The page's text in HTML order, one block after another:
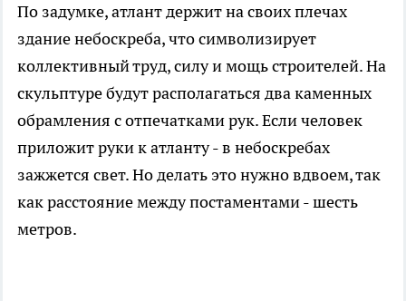
По задумке, атлант держит на своих плечах
здание небоскреба, что символизирует
коллективный труд, силу и мощь строителей. На
скульптуре будут располагаться два каменных
обрамления с отпечатками рук. Если человек
приложит руки к атланту - в небоскребах
зажжется свет. Но делать это нужно вдвоем, так
как расстояние между постаментами - шесть
метров.